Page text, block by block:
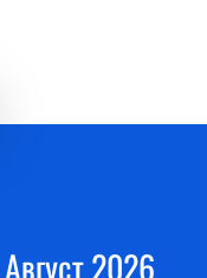
2026